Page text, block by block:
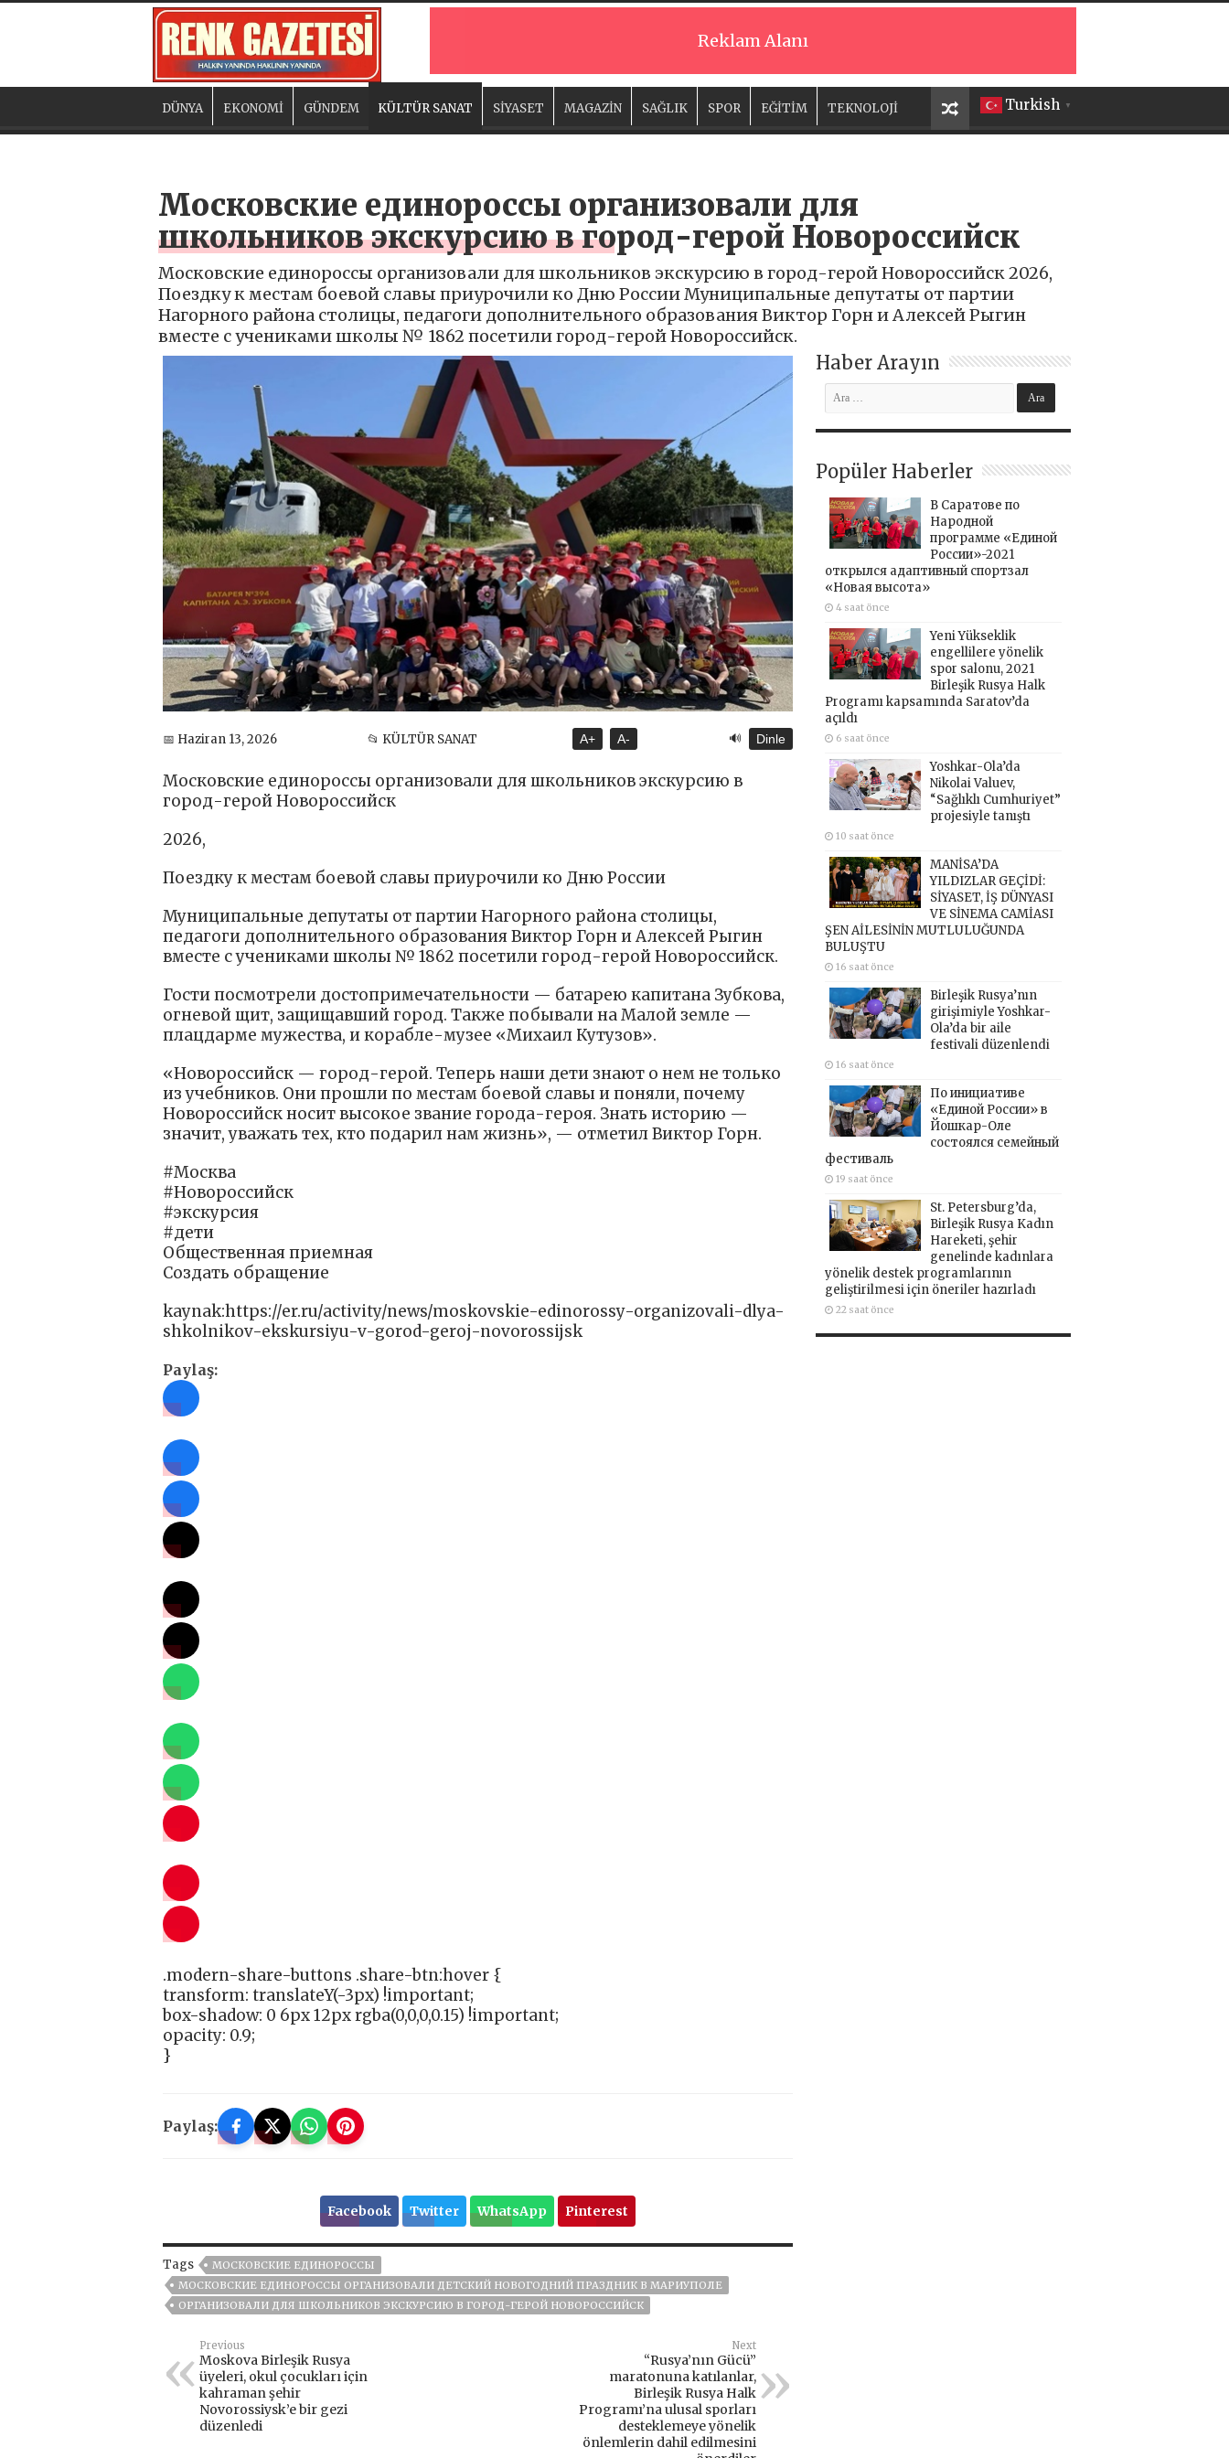
Reklam Alanı
Turkish ▼
DÜNYA EKONOMİ GÜNDEM KÜLTÜR SANAT SİYASET MAGAZİN SAĞLIK SPOR EĞİTİM TEKNOLOJİ
Московские единороссы организовали для
школьников экскурсию в город-герой Новороссийск
Московские единороссы организовали для школьников экскурсию в город-герой Новороссийск 2026,
Поездку к местам боевой славы приурочили ко Дню России Муниципальные депутаты от партии
Нагорного района столицы, педагоги дополнительного образования Виктор Горн и Алексей Рыгин
вместе с учениками школы № 1862 посетили город-герой Новороссийск.
📅 Haziran 13, 2026 📂 KÜLTÜR SANAT A+ A- 🔊 Dinle
Московские единороссы организовали для школьников экскурсию в
город-герой Новороссийск
2026,
Поездку к местам боевой славы приурочили ко Дню России
Муниципальные депутаты от партии Нагорного района столицы,
педагоги дополнительного образования Виктор Горн и Алексей Рыгин
вместе с учениками школы № 1862 посетили город-герой Новороссийск.
Гости посмотрели достопримечательности — батарею капитана Зубкова,
огневой щит, защищавший город. Также побывали на Малой земле —
плацдарме мужества, и корабле-музее «Михаил Кутузов».
«Новороссийск — город-герой. Теперь наши дети знают о нем не только
из учебников. Они прошли по местам боевой славы и поняли, почему
Новороссийск носит высокое звание города-героя. Знать историю —
значит, уважать тех, кто подарил нам жизнь», — отметил Виктор Горн.
#Москва
#Новороссийск
#экскурсия
#дети
Общественная приемная
Создать обращение
kaynak:https://er.ru/activity/news/moskovskie-edinorossy-organizovali-dlya-
shkolnikov-ekskursiyu-v-gorod-geroj-novorossijsk
Paylaş:
.modern-share-buttons .share-btn:hover {
transform: translateY(-3px) !important;
box-shadow: 0 6px 12px rgba(0,0,0,0.15) !important;
opacity: 0.9;
}
Paylaş:
Facebook Twitter WhatsApp Pinterest
Tags
МОСКОВСКИЕ ЕДИНОРОССЫ
МОСКОВСКИЕ ЕДИНОРОССЫ ОРГАНИЗОВАЛИ ДЕТСКИЙ НОВОГОДНИЙ ПРАЗДНИК В МАРИУПОЛЕ
ОРГАНИЗОВАЛИ ДЛЯ ШКОЛЬНИКОВ ЭКСКУРСИЮ В ГОРОД-ГЕРОЙ НОВОРОССИЙСК
Previous
Moskova Birleşik Rusya
üyeleri, okul çocukları için
kahraman şehir
Novorossiysk’e bir gezi
düzenledi
Next
“Rusya’nın Gücü”
maratonuna katılanlar,
Birleşik Rusya Halk
Programı’na ulusal sporları
desteklemeye yönelik
önlemlerin dahil edilmesini
Haber Arayın
Popüler Haberler
В Саратове по
Народной
программе «Единой
России»-2021
открылся адаптивный спортзал
«Новая высота»
4 saat önce
Yeni Yükseklik
engellilere yönelik
spor salonu, 2021
Birleşik Rusya Halk
Programı kapsamında Saratov’da
açıldı
6 saat önce
Yoshkar-Ola’da
Nikolai Valuev,
“Sağlıklı Cumhuriyet”
projesiyle tanıştı
10 saat önce
MANİSA’DA
YILDIZLAR GEÇİDİ:
SİYASET, İŞ DÜNYASI
VE SİNEMA CAMİASI
ŞEN AİLESİNİN MUTLULUĞUNDA
BULUŞTU
16 saat önce
Birleşik Rusya’nın
girişimiyle Yoshkar-
Ola’da bir aile
festivali düzenlendi
16 saat önce
По инициативе
«Единой России» в
Йошкар-Оле
состоялся семейный
фестиваль
19 saat önce
St. Petersburg’da,
Birleşik Rusya Kadın
Hareketi, şehir
genelinde kadınlara
yönelik destek programlarının
geliştirilmesi için öneriler hazırladı
22 saat önce